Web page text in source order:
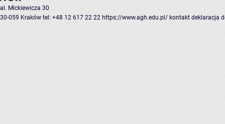
al. Mickiewicza 30
30-059 Kraków tel: +48 12 617 22 22 https://www.agh.edu.pl/ kontakt deklaracja